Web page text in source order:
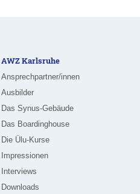
AWZ Karlsruhe
Ansprechpartner/innen
Ausbilder
Das Synus-Gebäude
Das Boardinghouse
Die Ülu-Kurse
Impressionen
Interviews
Downloads